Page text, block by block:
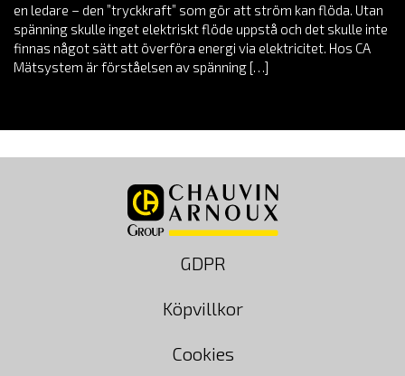
en ledare – den ”tryckkraft” som gör att ström kan flöda. Utan
spänning skulle inget elektriskt flöde uppstå och det skulle inte
finnas något sätt att överföra energi via elektricitet. Hos CA
Mätsystem är förståelsen av spänning […]
GDPR
Köpvillkor
Cookies